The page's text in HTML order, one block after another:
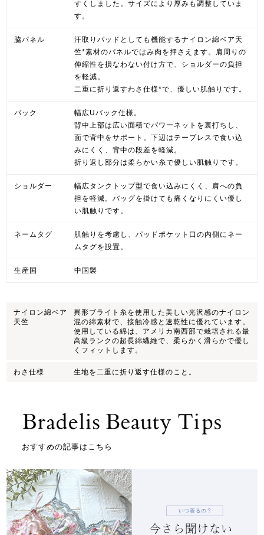
すくしました。サイズにより厚みも調整していま
す。
脇パネル
汗取りパッドとしても機能するナイロン綿ベア天
竺*素材のパネルではみ肉を押さえます。肩周りの
伸縮性を損なわない付け方で、ショルダーの負担
を軽減。
二重に折り返すわさ仕様*で、優しい肌触りです。
バック
幅広Uバック仕様。
背中上部は広い面積でパワーネットを裏打ちし、
面で背中をサポート。下辺はテープレスで食い込
みにくく、背中の段差を軽減。
折り返し部分は柔らかい糸で優しい肌触りです。
ショルダー
幅広タンクトップ型で食い込みにくく、肩への負
担を軽減。バッグを掛けても痛くなりにくい優し
い肌触りです。
ネームタグ
肌触りを考慮し、パッドポケット口の内側にネー
ムタグを設置。
生産国 中国製
ナイロン綿ベア
天竺
異形ブライト糸を使用した美しい光沢感のナイロン
混の綿素材で、接触冷感と速乾性に優れています。
使用している綿は、アメリカ南西部で栽培される最
高級ランクの超長綿繊維で、柔らかく滑らかで優し
くフィットします。
わさ仕様 生地を二重に折り返す仕様のこと。
おすすめの記事はこちら